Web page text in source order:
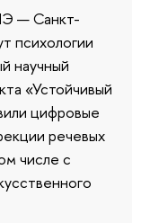
— Санкт-
психологии
научный
«Устойчивый
цифровые
речевых
числе с